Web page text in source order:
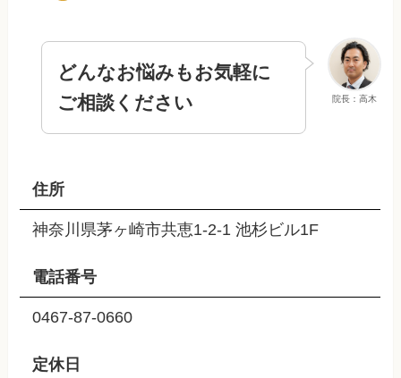
院長：高木
どんなお悩みもお気軽に
ご相談ください
住所
神奈川県茅ヶ崎市共恵1-2-1 池杉ビル1F
電話番号
0467-87-0660
定休日